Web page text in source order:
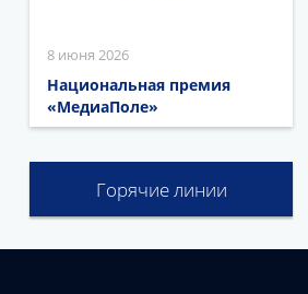
8 июня 2026
Национальная премия
«МедиаПоле»
Горячие линии